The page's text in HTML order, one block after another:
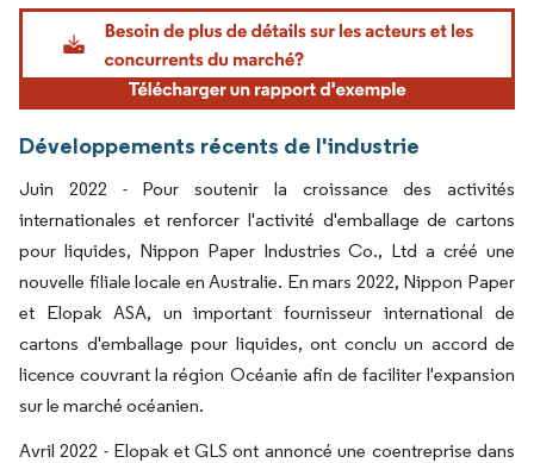
Image © Mordor Intelligence. La réutilisation nécessite une attribution sous CC BY
Développements récents de l'industrie
Juin 2022 - Pour soutenir la croissance des activités
internationales et renforcer l'activité d'emballage de cartons
pour liquides, Nippon Paper Industries Co., Ltd a créé une
nouvelle filiale locale en Australie. En mars 2022, Nippon Paper
et Elopak ASA, un important fournisseur international de
cartons d'emballage pour liquides, ont conclu un accord de
licence couvrant la région Océanie afin de faciliter l'expansion
sur le marché océanien.
Avril 2022 - Elopak et GLS ont annoncé une coentreprise dans